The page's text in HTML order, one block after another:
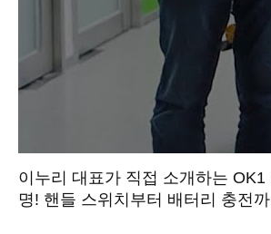
이누리 대표가 직접 소개하는
명! 핸들 스위치부터 배터리 충전